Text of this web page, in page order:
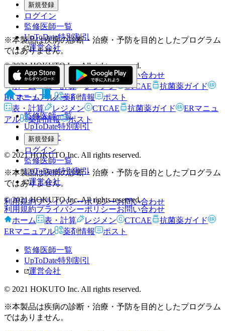
※本製品は疾病の診断・治療・予防を目的としたプログラム
ではありません。
ホーム
ノート
表・計算
レジメン CTCAE 抗菌薬ガイド
ERマニュ
アル
薬剤情報 ポスト
新規登録
ログイン
監修医師一覧
UpToDate特別割引
運営会社
© 2021 HOKUTO Inc. All rights reserved.
利用規約プライバシーポリシーお問い合わせ
ホーム
表・計算 レジメン CTCAE
抗菌薬ガイド
ERマニュアル
薬剤情報 ポスト
監修医師一覧
UpToDate特別割引
運営会社
© 2021 HOKUTO Inc. All rights reserved.
※本製品は疾病の診断・治療・予防を目的としたプログラム
ではありません。
新規登録
ログイン
監修医師一覧
UpToDate特別割引
運営会社
© 2021 HOKUTO Inc. All rights reserved.
利用規約プライバシーポリシーお問い合わせ
ホーム
表・計算 レジメン CTCAE
抗菌薬ガイド
ERマニュアル
薬剤情報 ポスト
監修医師一覧
UpToDate特別割引
運営会社
© 2021 HOKUTO Inc. All rights reserved.
※本製品は疾病の診断・治療・予防を目的としたプログラム
ではありません。
利用規約プライバシーポリシーお問い合わせ